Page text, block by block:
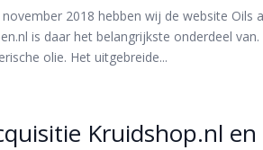
november 2018 hebben wij de website
is daar het belangrijkste onderdeel
olie. Het uitgebreide...
Kruidshop.nl